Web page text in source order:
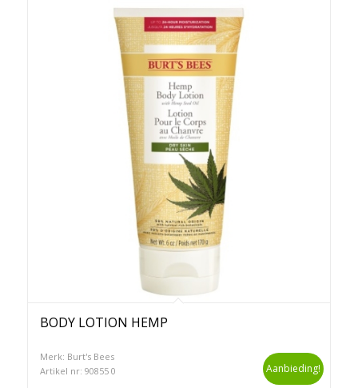
BODY LOTION HEMP
Merk: Burt's Bees
Artikel nr: 90855 0
Aanbieding!